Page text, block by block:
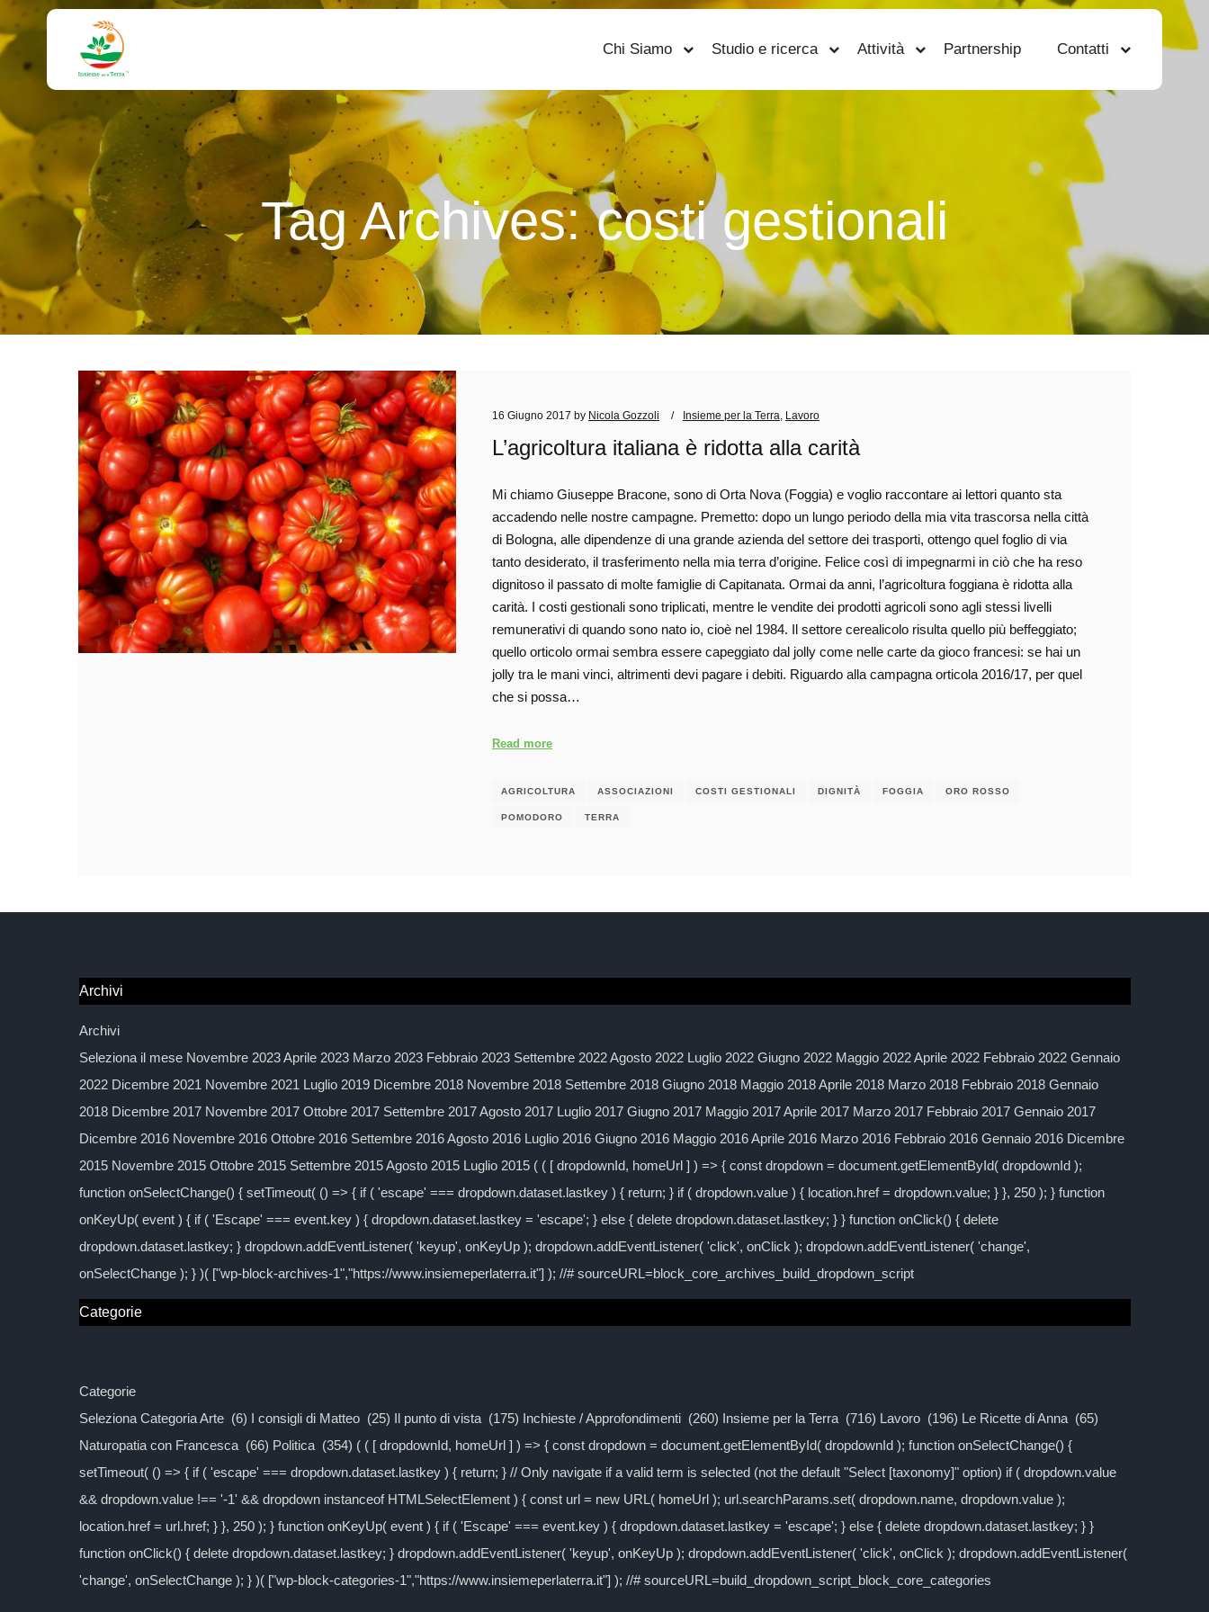
Chi Siamo Studio e ricerca Attività Partnership Contatti
Tag Archives:costi gestionali
16 Giugno 2017 by Nicola Gozzoli Insieme per la Terra Lavoro
L’agricoltura italiana è ridotta alla carità
Mi chiamo Giuseppe Bracone, sono di Orta Nova (Foggia) e voglio raccontare ai lettori quanto sta
accadendo nelle nostre campagne. Premetto: dopo un lungo periodo della mia vita trascorsa nella città
di Bologna, alle dipendenze di una grande azienda del settore dei trasporti, ottengo quel foglio di via
tanto desiderato, il trasferimento nella mia terra d’origine. Felice così di impegnarmi in ciò che ha reso
dignitoso il passato di molte famiglie di Capitanata. Ormai da anni, l’agricoltura foggiana è ridotta alla
carità. I costi gestionali sono triplicati, mentre le vendite dei prodotti agricoli sono agli stessi livelli
remunerativi di quando sono nato io, cioè nel 1984. Il settore cerealicolo risulta quello più beffeggiato;
quello orticolo ormai sembra essere capeggiato dal jolly come nelle carte da gioco francesi: se hai un
jolly tra le mani vinci, altrimenti devi pagare i debiti. Riguardo alla campagna orticola 2016/17, per quel
che si possa…
Read more
AGRICOLTURA ASSOCIAZIONI COSTI GESTIONALI DIGNITÀ FOGGIA ORO ROSSO
POMODORO TERRA
Archivi
Archivi
Seleziona il mese Novembre 2023 Aprile 2023 Marzo 2023 Febbraio 2023 Settembre 2022 Agosto 2022 Luglio 2022 Giugno 2022 Maggio 2022 Aprile 2022 Febbraio 2022 Gennaio
2022 Dicembre 2021 Novembre 2021 Luglio 2019 Dicembre 2018 Novembre 2018 Settembre 2018 Giugno 2018 Maggio 2018 Aprile 2018 Marzo 2018 Febbraio 2018 Gennaio
2018 Dicembre 2017 Novembre 2017 Ottobre 2017 Settembre 2017 Agosto 2017 Luglio 2017 Giugno 2017 Maggio 2017 Aprile 2017 Marzo 2017 Febbraio 2017 Gennaio 2017
Dicembre 2016 Novembre 2016 Ottobre 2016 Settembre 2016 Agosto 2016 Luglio 2016 Giugno 2016 Maggio 2016 Aprile 2016 Marzo 2016 Febbraio 2016 Gennaio 2016 Dicembre
2015 Novembre 2015 Ottobre 2015 Settembre 2015 Agosto 2015 Luglio 2015 ( ( [ dropdownId, homeUrl ] ) => { const dropdown = document.getElementById( dropdownId );
function onSelectChange() { setTimeout( () => { if ( 'escape' === dropdown.dataset.lastkey ) { return; } if ( dropdown.value ) { location.href = dropdown.value; } }, 250 ); } function
onKeyUp( event ) { if ( 'Escape' === event.key ) { dropdown.dataset.lastkey = 'escape'; } else { delete dropdown.dataset.lastkey; } } function onClick() { delete
dropdown.dataset.lastkey; } dropdown.addEventListener( 'keyup', onKeyUp ); dropdown.addEventListener( 'click', onClick ); dropdown.addEventListener( 'change',
onSelectChange ); } )( ["wp-block-archives-1","https://www.insiemeperlaterra.it"] ); //# sourceURL=block_core_archives_build_dropdown_script
Categorie
Categorie
Seleziona Categoria Arte (6) I consigli di Matteo (25) Il punto di vista (175) Inchieste / Approfondimenti (260) Insieme per la Terra (716) Lavoro (196) Le Ricette di Anna (65)
Naturopatia con Francesca (66) Politica (354) ( ( [ dropdownId, homeUrl ] ) => { const dropdown = document.getElementById( dropdownId ); function onSelectChange() {
setTimeout( () => { if ( 'escape' === dropdown.dataset.lastkey ) { return; } // Only navigate if a valid term is selected (not the default "Select [taxonomy]" option) if ( dropdown.value
&& dropdown.value !== '-1' && dropdown instanceof HTMLSelectElement ) { const url = new URL( homeUrl ); url.searchParams.set( dropdown.name, dropdown.value );
location.href = url.href; } }, 250 ); } function onKeyUp( event ) { if ( 'Escape' === event.key ) { dropdown.dataset.lastkey = 'escape'; } else { delete dropdown.dataset.lastkey; } }
function onClick() { delete dropdown.dataset.lastkey; } dropdown.addEventListener( 'keyup', onKeyUp ); dropdown.addEventListener( 'click', onClick ); dropdown.addEventListener(
'change', onSelectChange ); } )( ["wp-block-categories-1","https://www.insiemeperlaterra.it"] ); //# sourceURL=build_dropdown_script_block_core_categories